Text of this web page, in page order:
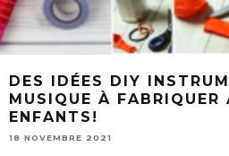
DES IDÉES DIY
MUSIQUE À FABRIQUER
ENFANTS!
18 NOVEMBRE 2021